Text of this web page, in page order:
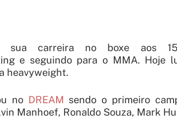
sua carreira no boxe aos
e seguindo para o MMA. Hoje
heavyweight.
no DREAM sendo o primeiro
Manhoef, Ronaldo Souza, Mark